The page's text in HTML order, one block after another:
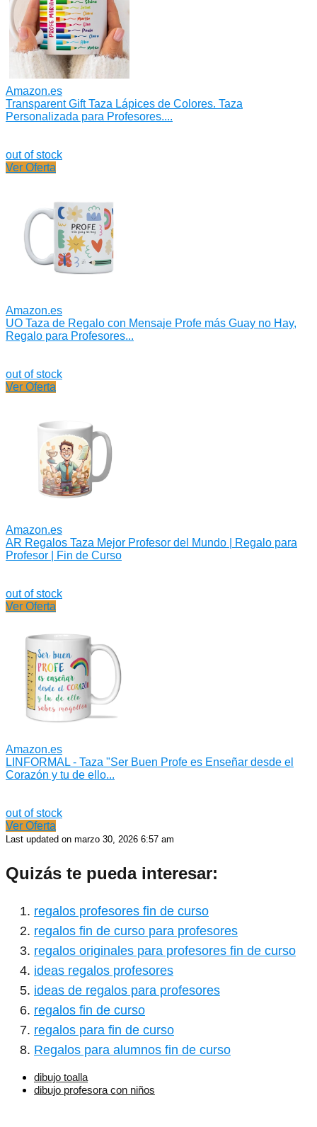
Amazon.es
Transparent Gift Taza Lápices de Colores. Taza
Personalizada para Profesores....
out of stock
Ver Oferta
Amazon.es
UO Taza de Regalo con Mensaje Profe más Guay no Hay,
Regalo para Profesores...
out of stock
Ver Oferta
Amazon.es
AR Regalos Taza Mejor Profesor del Mundo | Regalo para
Profesor | Fin de Curso
out of stock
Ver Oferta
Amazon.es
LINFORMAL - Taza "Ser Buen Profe es Enseñar desde el
Corazón y tu de ello...
out of stock
Ver Oferta
Last updated on marzo 30, 2026 6:57 am
Quizás te pueda interesar:
regalos profesores fin de curso
regalos fin de curso para profesores
regalos originales para profesores fin de curso
ideas regalos profesores
ideas de regalos para profesores
regalos fin de curso
regalos para fin de curso
Regalos para alumnos fin de curso
dibujo toalla
dibujo profesora con niños